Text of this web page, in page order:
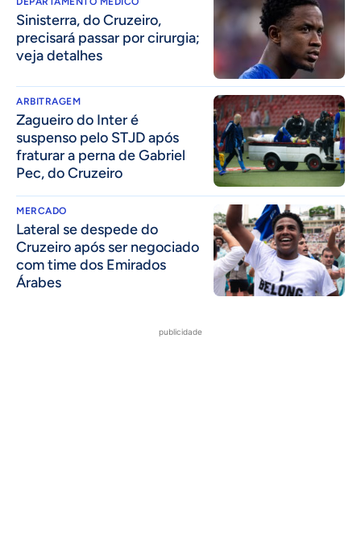
Sinisterra, do Cruzeiro,
precisará passar por cirurgia;
veja detalhes
ARBITRAGEM
Zagueiro do Inter é
suspenso pelo STJD após
fraturar a perna de Gabriel
Pec, do Cruzeiro
MERCADO
Lateral se despede do
Cruzeiro após ser negociado
com time dos Emirados
Árabes
publicidade